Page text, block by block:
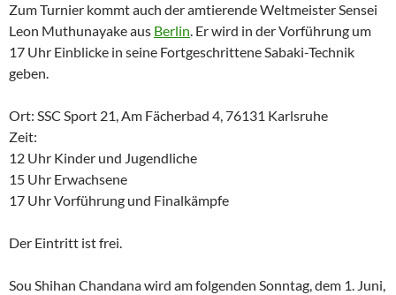
Zum Turnier kommt auch der amtierende Weltmeister Sensei
Leon Muthunayake aus Berlin. Er wird in der Vorführung um
17 Uhr Einblicke in seine Fortgeschrittene Sabaki-Technik
geben.
Ort: SSC Sport 21, Am Fächerbad 4, 76131 Karlsruhe
Zeit:
12 Uhr Kinder und Jugendliche
15 Uhr Erwachsene
17 Uhr Vorführung und Finalkämpfe
Der Eintritt ist frei.
Sou Shihan Chandana wird am folgenden Sonntag, dem 1. Juni,